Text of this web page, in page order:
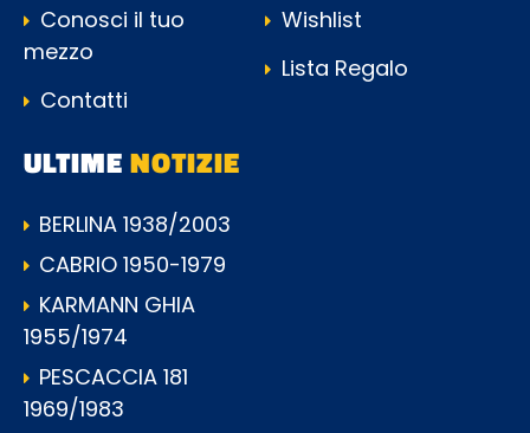
Conosci il tuo
mezzo
Contatti
Wishlist
Lista Regalo
ULTIMENOTIZIE
BERLINA 1938/2003
CABRIO 1950-1979
KARMANN GHIA
1955/1974
PESCACCIA 181
1969/1983